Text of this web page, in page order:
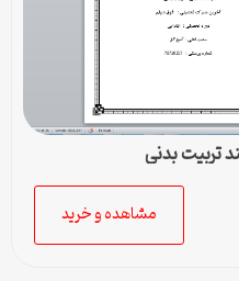
تربیت بدنی
مشاهده و خرید